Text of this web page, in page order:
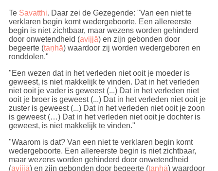
Te Savatthi. Daar zei de Gezegende: "Van een niet te
verklaren begin komt wedergeboorte. Een allereerste
begin is niet zichtbaar, maar wezens worden gehinderd
door onwetendheid (avijjā) en zijn gebonden door
begeerte (taṇhā) waardoor zij worden wedergeboren en
ronddolen."
"Een wezen dat in het verleden niet ooit je moeder is
geweest, is niet makkelijk te vinden. Dat in het verleden
niet ooit je vader is geweest (...) Dat in het verleden niet
ooit je broer is geweest (...) Dat in het verleden niet ooit je
zuster is geweest (...) Dat in het verleden niet ooit je zoon
is geweest (…) Dat in het verleden niet ooit je dochter is
geweest, is niet makkelijk te vinden."
"Waarom is dat? Van een niet te verklaren begin komt
wedergeboorte. Een allereerste begin is niet zichtbaar,
maar wezens worden gehinderd door onwetendheid
(avijjā) en zijn gebonden door begeerte (taṇhā) waardoor